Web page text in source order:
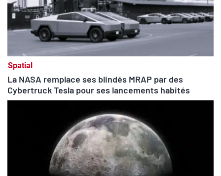
Spatial
La NASA remplace ses blindés MRAP par des
Cybertruck Tesla pour ses lancements habités